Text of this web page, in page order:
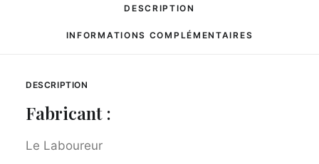
DESCRIPTION
INFORMATIONS COMPLÉMENTAIRES
DESCRIPTION
Fabricant :
Le Laboureur